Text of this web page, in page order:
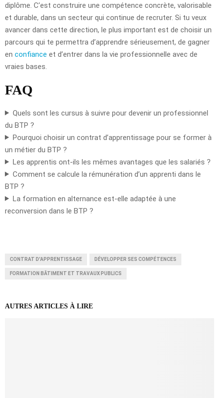
diplôme. C’est construire une compétence concrète, valorisable
et durable, dans un secteur qui continue de recruter. Si tu veux
avancer dans cette direction, le plus important est de choisir un
parcours qui te permettra d’apprendre sérieusement, de gagner
en confiance et d’entrer dans la vie professionnelle avec de
vraies bases.
FAQ
Quels sont les cursus à suivre pour devenir un professionnel
du BTP ?
Pourquoi choisir un contrat d’apprentissage pour se former à
un métier du BTP ?
Les apprentis ont-ils les mêmes avantages que les salariés ?
Comment se calcule la rémunération d’un apprenti dans le
BTP ?
La formation en alternance est-elle adaptée à une
reconversion dans le BTP ?
CONTRAT D'APPRENTISSAGE DÉVELOPPER SES COMPÉTENCES
FORMATION BÂTIMENT ET TRAVAUX PUBLICS
AUTRES ARTICLES À LIRE